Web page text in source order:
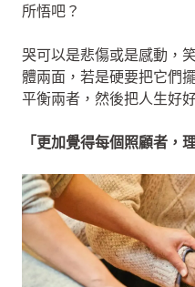
所悟吧？
哭可以是悲傷或是感動，
體兩面，若是硬要把它們
平衡兩者，然後把人生好
「更加覺得每個照顧者，